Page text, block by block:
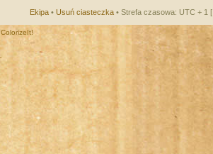
Ekipa • Usuń ciasteczka • Strefa czasowa: UTC + 1 [
ColorizeIt!